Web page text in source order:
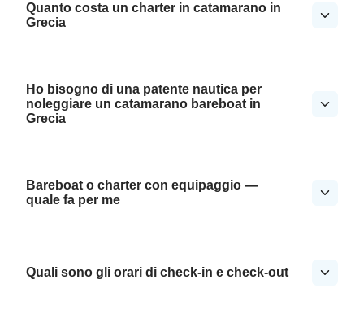
Quanto costa un charter in catamarano in
Grecia
Ho bisogno di una patente nautica per
noleggiare un catamarano bareboat in
Grecia
Bareboat o charter con equipaggio —
quale fa per me
Quali sono gli orari di check-in e check-out